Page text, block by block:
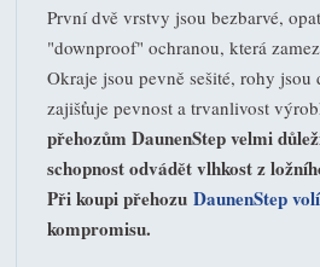
První dvě vrstvy jsou bezbarvé,
"downproof" ochranou, která
Okraje jsou pevně sešité, rohy jsou
zajišťuje pevnost a trvanlivost
přehozům DaunenStep velmi
schopnost odvádět vlhkost z
Při koupi přehozu DaunenStep
kompromisu.